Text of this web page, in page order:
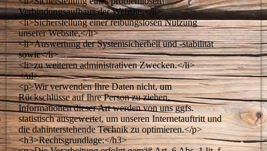
Verbindungsaufbaus der Website,</li>
<li>Sicherstellung einer reibungslosen Nutzung
unserer Website,</li>
<li>Auswertung der Systemsicherheit und -stabilität
sowie</li>
<li>zu weiteren administrativen Zwecken.</li>
</ul>
<p>Wir verwenden Ihre Daten nicht, um
Rückschlüsse auf Ihre Person zu ziehen.
Informationen dieser Art werden von uns ggfs.
statistisch ausgewertet, um unseren Internetauftritt und
die dahinterstehende Technik zu optimieren.</p>
<h3>Rechtsgrundlage:</h3>